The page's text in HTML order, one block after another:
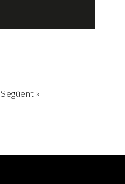
Següent »